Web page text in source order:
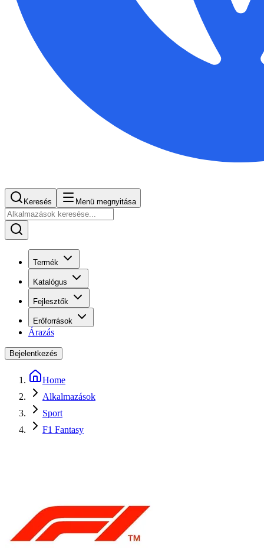
Keresés Menü megnyitása
Termék
Katalógus
Fejlesztők
Erőforrások
Árazás
Bejelentkezés
Home
Alkalmazások
Sport
F1 Fantasy